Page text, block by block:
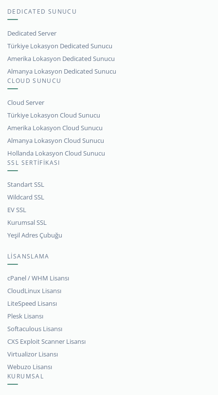
DEDICATED SUNUCU
Dedicated Server
Türkiye Lokasyon Dedicated Sunucu
Amerika Lokasyon Dedicated Sunucu
Almanya Lokasyon Dedicated Sunucu
CLOUD SUNUCU
Cloud Server
Türkiye Lokasyon Cloud Sunucu
Amerika Lokasyon Cloud Sunucu
Almanya Lokasyon Cloud Sunucu
Hollanda Lokasyon Cloud Sunucu
SSL SERTİFİKASI
Standart SSL
Wildcard SSL
EV SSL
Kurumsal SSL
Yeşil Adres Çubuğu
LİSANSLAMA
cPanel / WHM Lisansı
CloudLinux Lisansı
LiteSpeed Lisansı
Plesk Lisansı
Softaculous Lisansı
CXS Exploit Scanner Lisansı
Virtualizor Lisansı
Webuzo Lisansı
KURUMSAL